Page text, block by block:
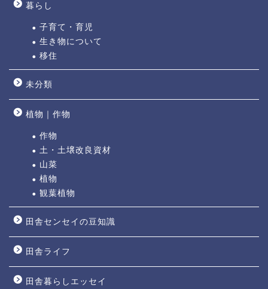
暮らし
子育て・育児
生き物について
移住
未分類
植物｜作物
作物
土・土壌改良資材
山菜
植物
観葉植物
田舎センセイの豆知識
田舎ライフ
田舎暮らしエッセイ